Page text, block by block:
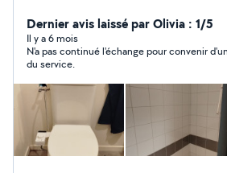
travaux. Manutention et aide au
d'autres services selon vos
de répondre à vos besoins avec
N'hésitez pas à me contacter pour
projet ou de votre idée. Ensemble,
solution adaptée. À bientôt !
Dernier avis laissé par Olivia : 1/5
Il y a 6 mois
N'a pas continué l'échange pour convenir
du service.